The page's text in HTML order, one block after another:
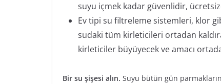
suyu içmek kadar güvenlidir,
Ev tipi su filtreleme sistemleri, klor
sudaki tüm kirleticileri ortadan
kirleticiler büyüyecek ve amacı
Bir su şişesi alın. Suyu bütün gün